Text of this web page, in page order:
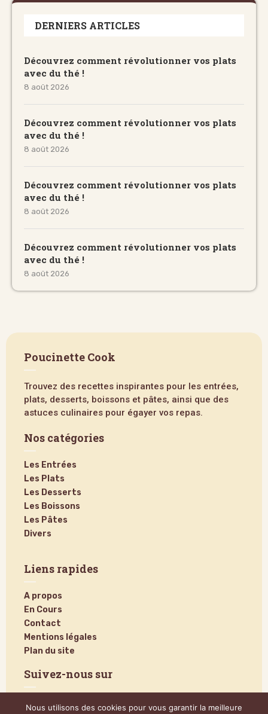
DERNIERS ARTICLES
Découvrez comment révolutionner vos plats
avec du thé !
8 août 2026
Découvrez comment révolutionner vos plats
avec du thé !
8 août 2026
Découvrez comment révolutionner vos plats
avec du thé !
8 août 2026
Découvrez comment révolutionner vos plats
avec du thé !
8 août 2026
Poucinette Cook
Trouvez des recettes inspirantes pour les entrées,
plats, desserts, boissons et pâtes, ainsi que des
astuces culinaires pour égayer vos repas.
Nos catégories
Les Entrées
Les Plats
Les Desserts
Les Boissons
Les Pâtes
Divers
Liens rapides
A propos
En Cours
Contact
Mentions légales
Plan du site
Suivez-nous sur
Nous utilisons des cookies pour vous garantir la meilleure